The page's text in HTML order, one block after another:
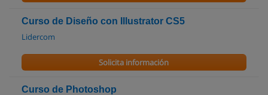
Curso de Diseño con Illustrator CS5
Lidercom
Solicita información
Curso de Photoshop